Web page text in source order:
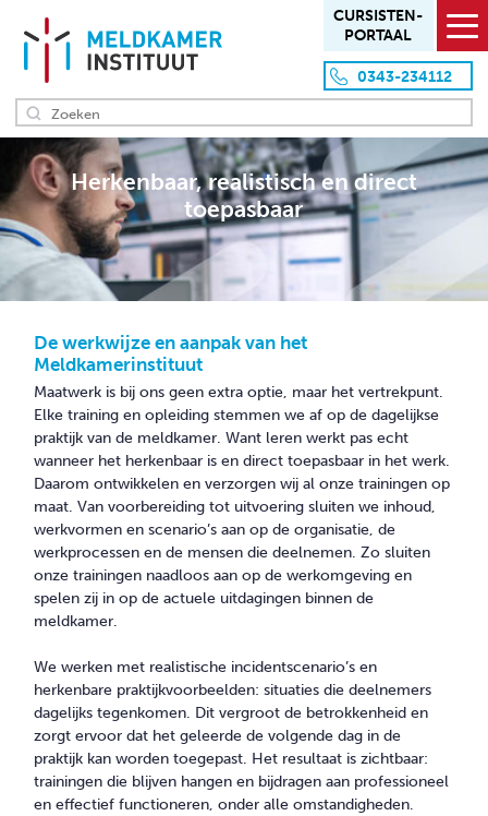
Herkenbaar, realistisch en direct
toepasbaar
De werkwijze en aanpak van het
Meldkamerinstituut
Maatwerk is bij ons geen extra optie, maar het vertrekpunt.
Elke training en opleiding stemmen we af op de dagelijkse
praktijk van de meldkamer. Want leren werkt pas echt
wanneer het herkenbaar is en direct toepasbaar in het werk.
Daarom ontwikkelen en verzorgen wij al onze trainingen op
maat. Van voorbereiding tot uitvoering sluiten we inhoud,
werkvormen en scenario’s aan op de organisatie, de
werkprocessen en de mensen die deelnemen. Zo sluiten
onze trainingen naadloos aan op de werkomgeving en
spelen zij in op de actuele uitdagingen binnen de
meldkamer.
We werken met realistische incidentscenario’s en
herkenbare praktijkvoorbeelden: situaties die deelnemers
dagelijks tegenkomen. Dit vergroot de betrokkenheid en
zorgt ervoor dat het geleerde de volgende dag in de
praktijk kan worden toegepast. Het resultaat is zichtbaar:
trainingen die blijven hangen en bijdragen aan professioneel
en effectief functioneren, onder alle omstandigheden.
0343-234112
HOME
OVER ONS
Missie en visie
Aanpak en werkwijze
Locaties
Klanten
OVERZICHT PRODUCTEN
CONTACT
CURSISTEN­
PORTAAL